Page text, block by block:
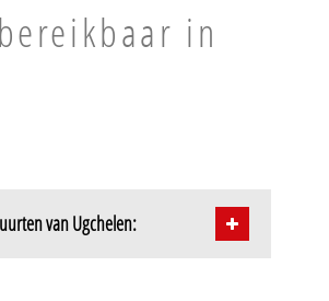
in
van Ugchelen: